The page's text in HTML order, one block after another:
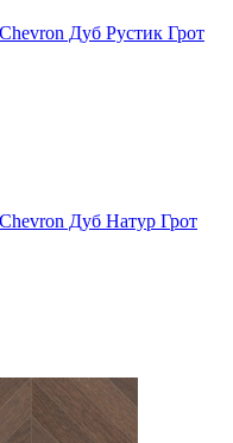
Дуб Рустик Грот
Дуб Натур Грот